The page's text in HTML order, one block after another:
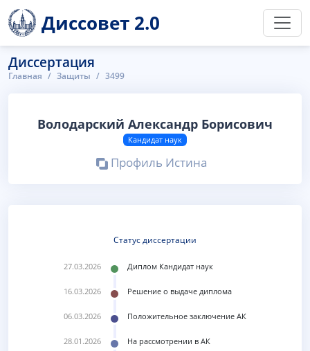
Диссовет 2.0
Диссертация
Главная Защиты 3499
Володарский Александр Борисович
Кандидат наук
Профиль Истина
Статус диссертации
27.03.2026 Диплом Кандидат наук
16.03.2026 Решение о выдаче диплома
06.03.2026 Положительное заключение АК
28.01.2026 На рассмотрении в АК